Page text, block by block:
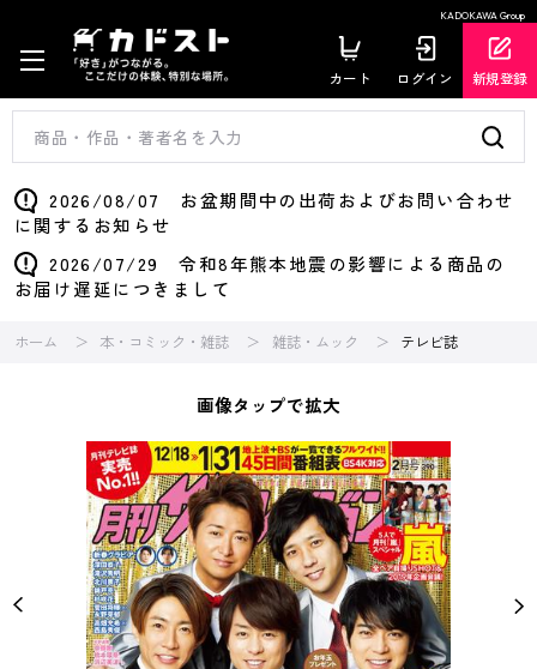
KADOKAWA Group
カート ログイン 新規登録
2026/08/07 お盆期間中の出荷およびお問い合わせ
に関するお知らせ
2026/07/29 令和8年熊本地震の影響による商品の
お届け遅延につきまして
ホーム 本・コミック・雑誌 雑誌・ムック テレビ誌
画像タップで拡大